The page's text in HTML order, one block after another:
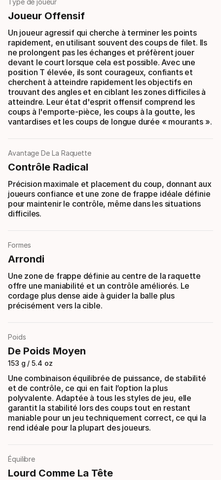
Joueur Offensif
Un joueur agressif qui cherche à terminer les points
rapidement, en utilisant souvent des coups de filet. Ils
ne prolongent pas les échanges et préfèrent jouer
devant le court lorsque cela est possible. Avec une
position T élevée, ils sont courageux, confiants et
cherchent à atteindre rapidement les objectifs en
trouvant des angles et en ciblant les zones difficiles à
atteindre. Leur état d'esprit offensif comprend les
coups à l'emporte-pièce, les coups à la goutte, les
vantardises et les coups de longue durée « mourants ».
Avantage De La Raquette
Contrôle Radical
Précision maximale et placement du coup, donnant aux
joueurs confiance et une zone de frappe idéale définie
pour maintenir le contrôle, même dans les situations
difficiles.
Formes
Arrondi
Une zone de frappe définie au centre de la raquette
offre une maniabilité et un contrôle améliorés. Le
cordage plus dense aide à guider la balle plus
précisément vers la cible.
Poids
De Poids Moyen
153 g / 5.4 oz
Une combinaison équilibrée de puissance, de stabilité
et de contrôle, ce qui en fait l’option la plus
polyvalente. Adaptée à tous les styles de jeu, elle
garantit la stabilité lors des coups tout en restant
maniable pour un jeu techniquement correct, ce qui la
rend idéale pour la plupart des joueurs.
Équilibre
Lourd Comme La Tête